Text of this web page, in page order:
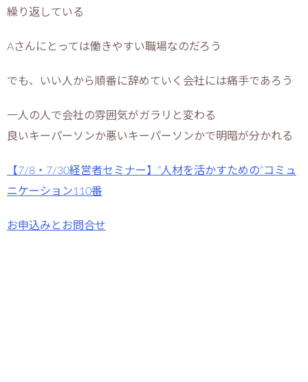
繰り返している
Aさんにとっては働きやすい職場なのだろう
でも、いい人から順番に辞めていく会社には痛手であろう
一人の人で会社の雰囲気がガラリと変わる
良いキーパーソンか悪いキーパーソンかで明暗が分かれる
【7/8・7/30経営者セミナー】”人材を活かすための”コミュ
ニケーション110番
お申込みとお問合せ